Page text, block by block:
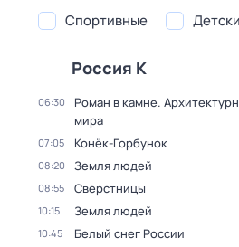
Спортивные
Россия К
06:30
Роман в камне.
мира
07:05 Конёк-Горбунок
08:20 Земля людей
08:55 Сверстницы
10:15 Земля людей
10:45 Белый снег России